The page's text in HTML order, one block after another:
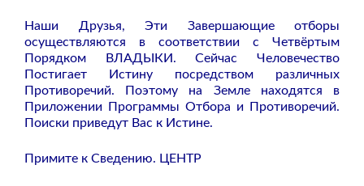
Наши Друзья, Эти Завершающие отборы
осуществляются в соответствии с Четвёртым
Порядком ВЛАДЫКИ. Сейчас Человечество
Постигает Истину посредством различных
Противоречий. Поэтому на Земле находятся в
Приложении Программы Отбора и Противоречий.
Поиски приведут Вас к Истине.
Примите к Сведению. ЦЕНТР